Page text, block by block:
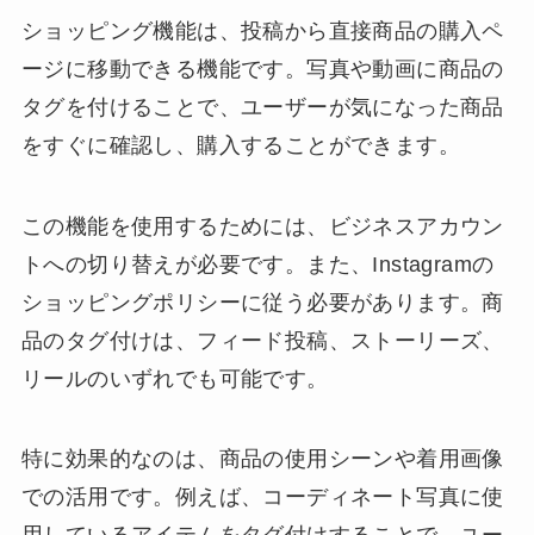
ショッピング機能は、投稿から直接商品の購入ペ
ージに移動できる機能です。写真や動画に商品の
タグを付けることで、ユーザーが気になった商品
をすぐに確認し、購入することができます。
この機能を使用するためには、ビジネスアカウン
トへの切り替えが必要です。また、Instagramの
ショッピングポリシーに従う必要があります。商
品のタグ付けは、フィード投稿、ストーリーズ、
リールのいずれでも可能です。
特に効果的なのは、商品の使用シーンや着用画像
での活用です。例えば、コーディネート写真に使